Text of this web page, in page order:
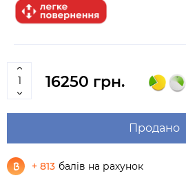
16250 грн.
Продано
+ 813 балів на рахунок